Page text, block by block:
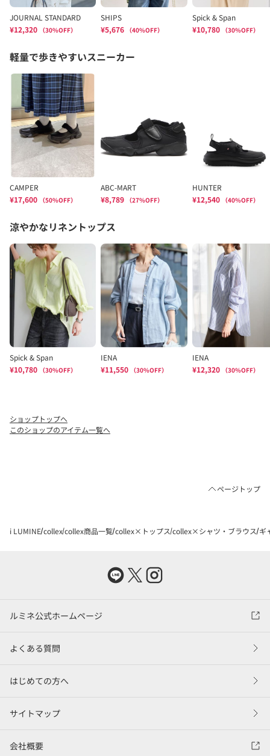
ショップトップへ
このショップのアイテム一覧へ
ページトップ
i LUMINE collex collex商品一覧 collex×トップス collex×シャツ・ブラウス ギ
ルミネ公式ホームページ
よくある質問
はじめての方へ
サイトマップ
会社概要